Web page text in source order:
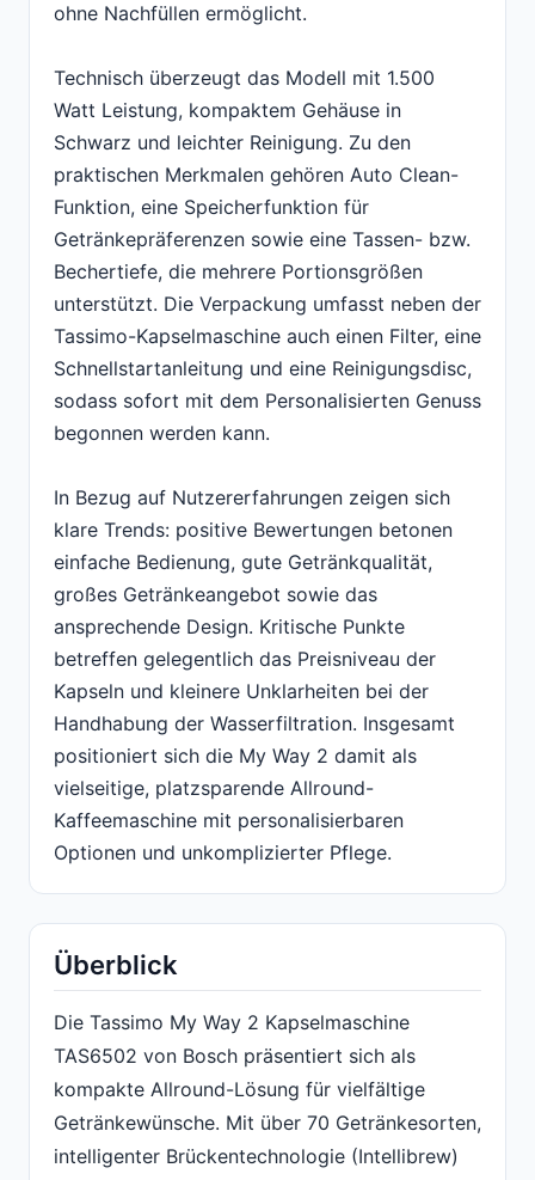
ohne Nachfüllen ermöglicht.
Technisch überzeugt das Modell mit 1.500
Watt Leistung, kompaktem Gehäuse in
Schwarz und leichter Reinigung. Zu den
praktischen Merkmalen gehören Auto Clean-
Funktion, eine Speicherfunktion für
Getränkepräferenzen sowie eine Tassen- bzw.
Bechertiefe, die mehrere Portionsgrößen
unterstützt. Die Verpackung umfasst neben der
Tassimo-Kapselmaschine auch einen Filter, eine
Schnellstartanleitung und eine Reinigungsdisc,
sodass sofort mit dem Personalisierten Genuss
begonnen werden kann.
In Bezug auf Nutzererfahrungen zeigen sich
klare Trends: positive Bewertungen betonen
einfache Bedienung, gute Getränkqualität,
großes Getränkeangebot sowie das
ansprechende Design. Kritische Punkte
betreffen gelegentlich das Preisniveau der
Kapseln und kleinere Unklarheiten bei der
Handhabung der Wasserfiltration. Insgesamt
positioniert sich die My Way 2 damit als
vielseitige, platzsparende Allround-
Kaffeemaschine mit personalisierbaren
Optionen und unkomplizierter Pflege.
Überblick
Die Tassimo My Way 2 Kapselmaschine
TAS6502 von Bosch präsentiert sich als
kompakte Allround-Lösung für vielfältige
Getränkewünsche. Mit über 70 Getränkesorten,
intelligenter Brückentechnologie (Intellibrew)